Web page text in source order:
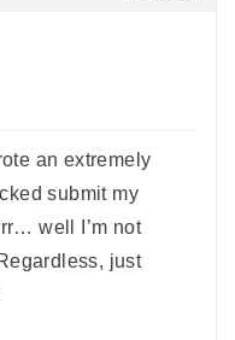
an extremely
submit my
well I’m not
just